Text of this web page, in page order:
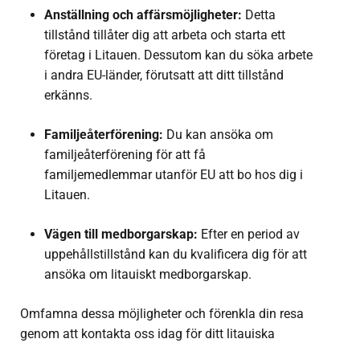
Anställning och affärsmöjligheter: Detta
tillstånd tillåter dig att arbeta och starta ett
företag i Litauen. Dessutom kan du söka arbete
i andra EU-länder, förutsatt att ditt tillstånd
erkänns.
Familjeåterförening: Du kan ansöka om
familjeåterförening för att få
familjemedlemmar utanför EU att bo hos dig i
Litauen.
Vägen till medborgarskap: Efter en period av
uppehållstillstånd kan du kvalificera dig för att
ansöka om litauiskt medborgarskap.
Omfamna dessa möjligheter och förenkla din resa
genom att kontakta oss idag för ditt litauiska